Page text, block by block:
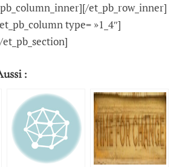
et_pb_row_inner]
type= »1_4″]
: